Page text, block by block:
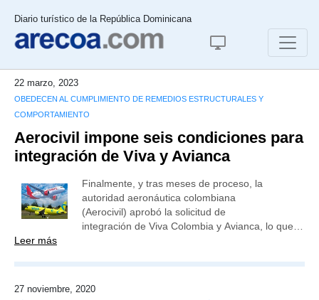
Diario turístico de la República Dominicana
22 marzo, 2023
OBEDECEN AL CUMPLIMIENTO DE REMEDIOS ESTRUCTURALES Y
COMPORTAMIENTO
Aerocivil impone seis condiciones para
integración de Viva y Avianca
Finalmente, y tras meses de proceso, la
autoridad aeronáutica colombiana
(Aerocivil) aprobó la solicitud de
integración de Viva Colombia y Avianca, lo que…
Leer más
27 noviembre, 2020